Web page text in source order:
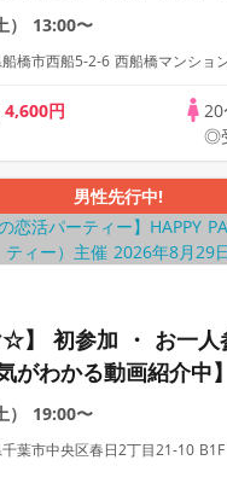
自由♡
13:00〜
橋市西船5-2-6 西船橋マンショ
4,600円
20
◎
男性先行中!
☆】 初参加 ・ お一人
がわかる動画紹介中
ン19:00〜
葉市中央区春日2丁目21-10